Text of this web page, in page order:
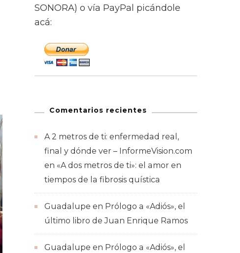
SONORA) o vía PayPal picándole
acá:
Comentarios recientes
A 2 metros de ti: enfermedad real,
final y dónde ver – InformeVision.com
en «A dos metros de ti»: el amor en
tiempos de la fibrosis quística
Guadalupe en Prólogo a «Adiós», el
último libro de Juan Enrique Ramos
Guadalupe en Prólogo a «Adiós», el